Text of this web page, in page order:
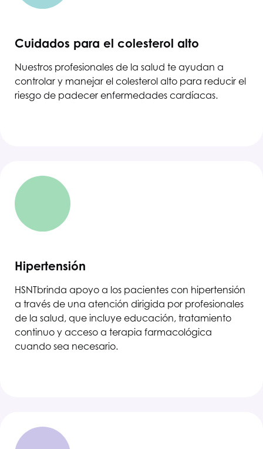
Cuidados para el colesterol alto
Nuestros profesionales de la salud te ayudan a
controlar y manejar el colesterol alto para reducir el
riesgo de padecer enfermedades cardíacas.
Hipertensión
HSNTbrinda apoyo a los pacientes con hipertensión
a través de una atención dirigida por profesionales
de la salud, que incluye educación, tratamiento
continuo y acceso a terapia farmacológica
cuando sea necesario.